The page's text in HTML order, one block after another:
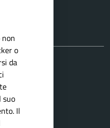
o
da
suo
Il